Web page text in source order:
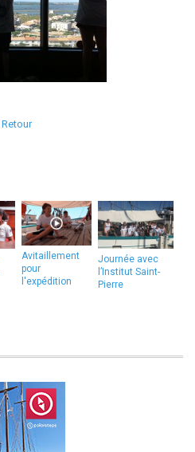
Retour
Avitaillement
pour
l'expédition
Journée avec
l’Institut Saint-
Pierre